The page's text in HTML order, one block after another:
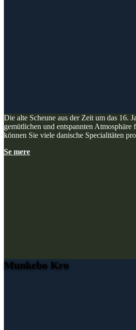
Die alte Scheune aus der Zeit um das 16.
gemütlichen und entspannten Atmosphäre
können Sie viele danische Specialitäten
Se mere
Munkebo Kro